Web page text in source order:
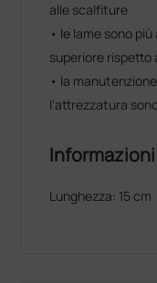
alle scalfiture
• le lame sono
superiore rispetto
• la
l'attrezzatura
Lunghezza: 15 cm